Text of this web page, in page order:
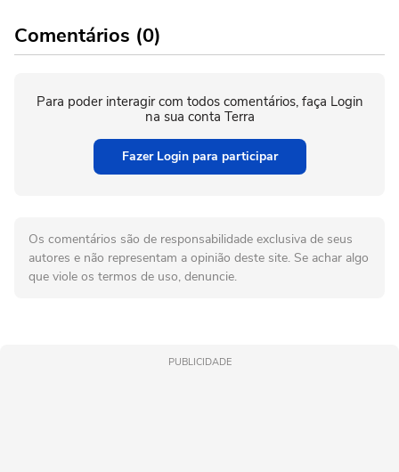
Comentários (0)
Para poder interagir com todos comentários, faça Login
na sua conta Terra
Fazer Login para participar
Os comentários são de responsabilidade exclusiva de seus
autores e não representam a opinião deste site. Se achar algo
que viole os termos de uso, denuncie.
PUBLICIDADE